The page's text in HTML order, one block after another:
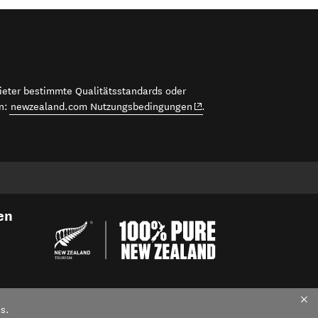
bestimmte Qualitätsstandards oder
newzealand.com Nutzungsbedingungen (opens in new window)
.